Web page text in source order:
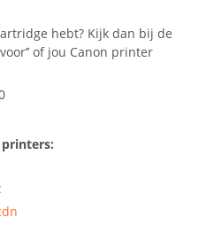
hebt? Kijk dan bij de
of jou Canon printer